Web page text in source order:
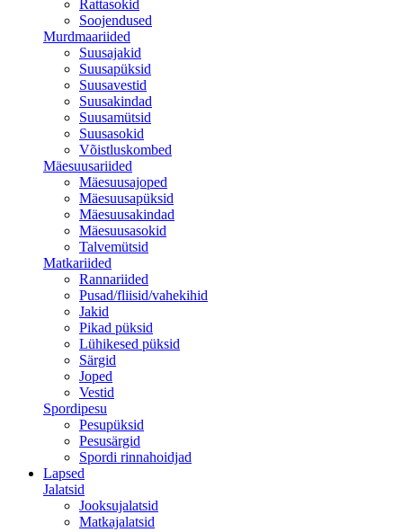
Rattasokid
Soojendused
Murdmaariided
Suusajakid
Suusapüksid
Suusavestid
Suusakindad
Suusamütsid
Suusasokid
Võistluskombed
Mäesuusariided
Mäesuusajoped
Mäesuusapüksid
Mäesuusakindad
Mäesuusasokid
Talvemütsid
Matkariided
Rannariided
Pusad/fliisid/vahekihid
Jakid
Pikad püksid
Lühikesed püksid
Särgid
Joped
Vestid
Spordipesu
Pesupüksid
Pesusärgid
Spordi rinnahoidjad
Lapsed
Jalatsid
Jooksujalatsid
Matkajalatsid